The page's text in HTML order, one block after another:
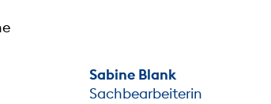
Sabine Blank
Sachbearbeiterin